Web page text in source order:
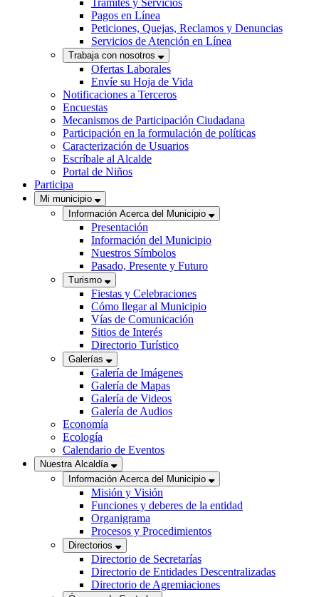
Trámites y Servicios
Pagos en Línea
Peticiones, Quejas, Reclamos y Denuncias
Servicios de Atención en Línea
Trabaja con nosotros
Ofertas Laborales
Envíe su Hoja de Vida
Notificaciones a Terceros
Encuestas
Mecanismos de Participación Ciudadana
Participación en la formulación de políticas
Caracterización de Usuarios
Escríbale al Alcalde
Portal de Niños
Participa
Mi municipio
Información Acerca del Municipio
Presentación
Información del Municipio
Nuestros Símbolos
Pasado, Presente y Futuro
Turismo
Fiestas y Celebraciones
Cómo llegar al Municipio
Vías de Comunicación
Sitios de Interés
Directorio Turístico
Galerías
Galería de Imágenes
Galería de Mapas
Galería de Videos
Galería de Audios
Economía
Ecología
Calendario de Eventos
Nuestra Alcaldía
Información Acerca del Municipio
Misión y Visión
Funciones y deberes de la entidad
Organigrama
Procesos y Procedimientos
Directorios
Directorio de Secretarías
Directorio de Entidades Descentralizadas
Directorio de Agremiaciones